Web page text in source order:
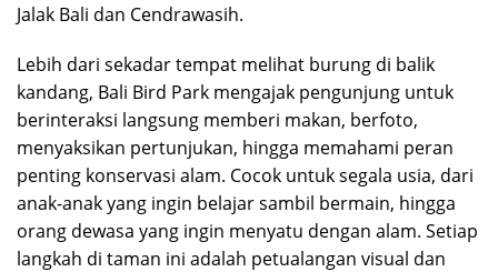
Jalak Bali dan Cendrawasih.
Lebih dari sekadar tempat melihat burung di balik
kandang, Bali Bird Park mengajak pengunjung untuk
berinteraksi langsung memberi makan, berfoto,
menyaksikan pertunjukan, hingga memahami peran
penting konservasi alam. Cocok untuk segala usia, dari
anak-anak yang ingin belajar sambil bermain, hingga
orang dewasa yang ingin menyatu dengan alam. Setiap
langkah di taman ini adalah petualangan visual dan